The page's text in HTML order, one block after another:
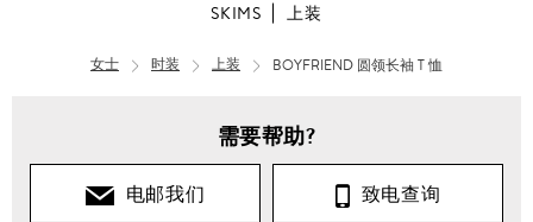
SKIMS 上装
女士 时装 上装 BOYFRIEND 圆领长袖 T 恤
需要帮助?
电邮我们 致电查询